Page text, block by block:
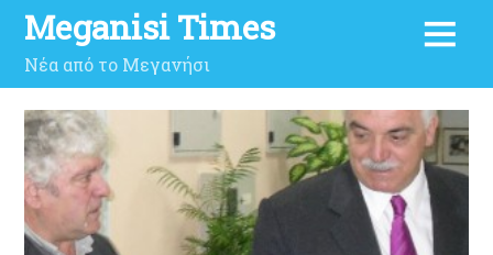
Meganisi Times
Νέα από το Μεγανήσι